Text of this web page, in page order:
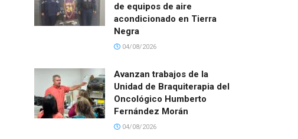
de equipos de aire
acondicionado en Tierra
Negra
04/08/2026
Avanzan trabajos de la
Unidad de Braquiterapia del
Oncológico Humberto
Fernández Morán
04/08/2026